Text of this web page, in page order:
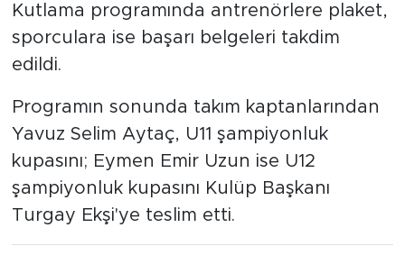
Kutlama programında antrenörlere plaket,
sporculara ise başarı belgeleri takdim
edildi.
Programın sonunda takım kaptanlarından
Yavuz Selim Aytaç, U11 şampiyonluk
kupasını; Eymen Emir Uzun ise U12
şampiyonluk kupasını Kulüp Başkanı
Turgay Ekşi'ye teslim etti.